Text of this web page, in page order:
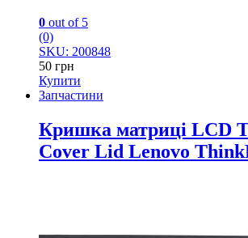
0 out of 5
(0)
SKU: 200848
50 грн
Купити
Запчастини
Кришка матриці LCD
Cover Lid Lenovo